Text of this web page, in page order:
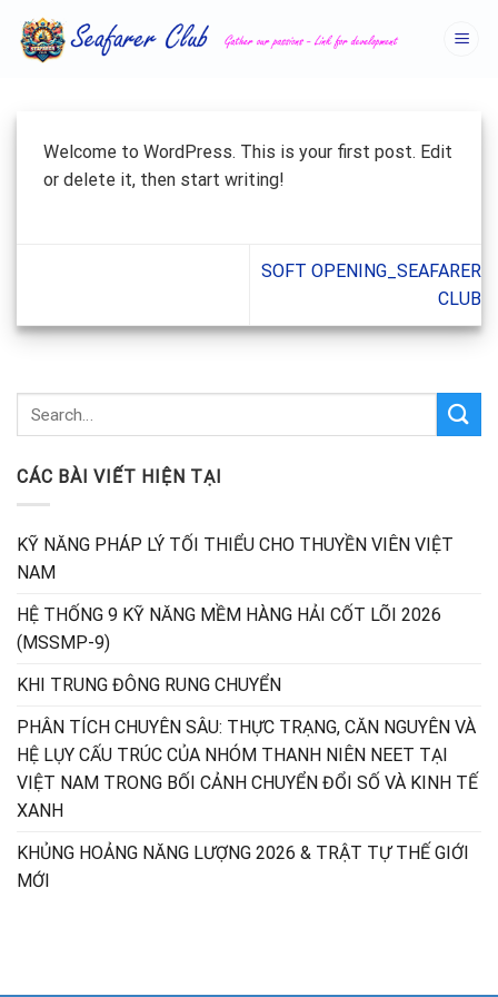
content
Welcome to WordPress. This is your first post. Edit
or delete it, then start writing!
SOFT OPENING_SEAFARER
CLUB
CÁC BÀI VIẾT HIỆN TẠI
KỸ NĂNG PHÁP LÝ TỐI THIỂU CHO THUYỀN VIÊN VIỆT
NAM
HỆ THỐNG 9 KỸ NĂNG MỀM HÀNG HẢI CỐT LÕI 2026
(MSSMP-9)
KHI TRUNG ĐÔNG RUNG CHUYỂN
PHÂN TÍCH CHUYÊN SÂU: THỰC TRẠNG, CĂN NGUYÊN VÀ
HỆ LỤY CẤU TRÚC CỦA NHÓM THANH NIÊN NEET TẠI
VIỆT NAM TRONG BỐI CẢNH CHUYỂN ĐỔI SỐ VÀ KINH TẾ
XANH
KHỦNG HOẢNG NĂNG LƯỢNG 2026 & TRẬT TỰ THẾ GIỚI
MỚI